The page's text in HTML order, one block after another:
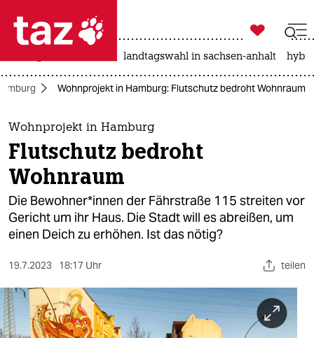
 taz zahl ich
taz zahl ich
themen
politik
öko
gesellschaft
sport
berlin

taz zahl ich
landtagswahl in sachsen-anhalt
Wohnprojekt in Hamburg: Flutschutz bedroht Wohnraum
Wohnprojekt in Hamburg
Flutschutz bedroht
Wohnraum
Die Be­woh­ne­r*in­nen der Fährstraße 115 streiten vor
Gericht um ihr Haus. Die Stadt will es abreißen, um
einen Deich zu erhöhen. Ist das nötig?
19.7.2023 18:17 Uhr teilen